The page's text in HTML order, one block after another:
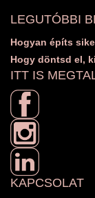
LEGUTÓBBI
Hogyan építs
Hogy döntsd el,
ITT IS
KAPCSOLAT